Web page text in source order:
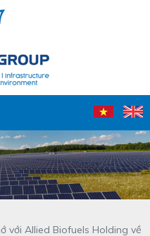
với Allied Biofuels Holding về